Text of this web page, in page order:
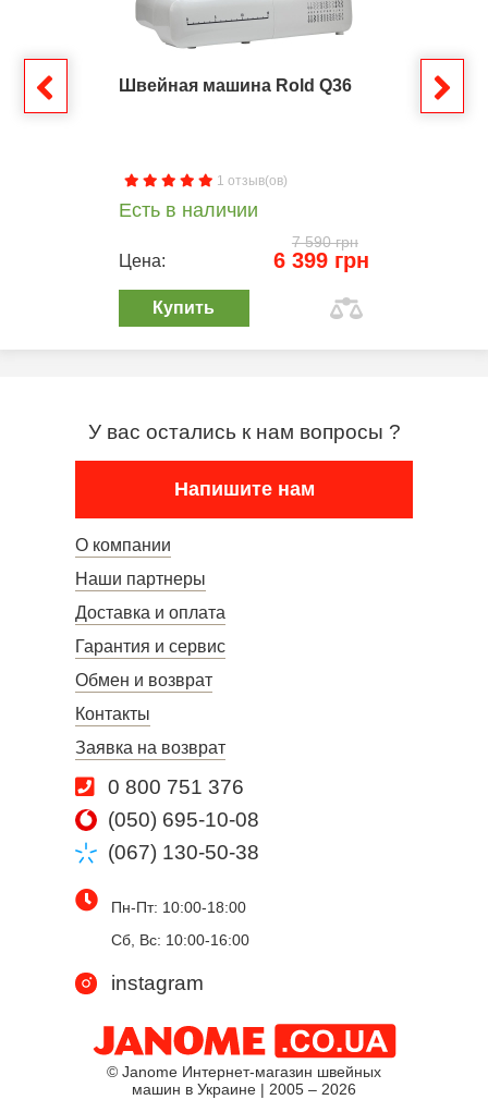
Швейная машина Rold Q36
1 отзыв(ов)
Есть в наличии
7 590 грн
Цена: 6 399 грн
Купить
У вас остались к нам вопросы ?
Напишите нам
О компании
Наши партнеры
Доставка и оплата
Гарантия и сервис
Обмен и возврат
Контакты
Заявка на возврат
0 800 751 376
(050) 695-10-08
(067) 130-50-38
Пн-Пт: 10:00-18:00
Сб, Вс: 10:00-16:00
instagram
© Janome Интернет-магазин швейных
машин в Украине | 2005 – 2026